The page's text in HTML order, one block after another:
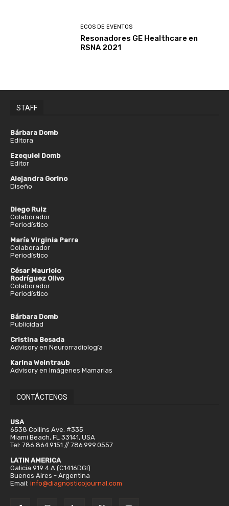
ECOS DE EVENTOS
Resonadores GE Healthcare en
RSNA 2021
STAFF
Bárbara Domb
Editora
Ezequiel Domb
Editor
Alejandra Gorino
Diseño
Diego Ruiz
Colaborador
Periodístico
María Virginia Parra
Colaborador
Periodístico
César Mauricio
Rodríguez Olivo
Colaborador
Periodístico
Bárbara Domb
Publicidad
Cristina Besada
Advisory en Neurorradiología
Karina Weintraub
Advisory en Imágenes Mamarias
CONTÁCTENOS
USA
6538 Collins Ave. #335
Miami Beach, FL 33141, USA
Tel: 786.864.9151 // 786.999.0557
LATIN AMERICA
Galicia 919 4 A (C1416DGI)
Buenos Aires - Argentina
Email: info@diagnosticojournal.com